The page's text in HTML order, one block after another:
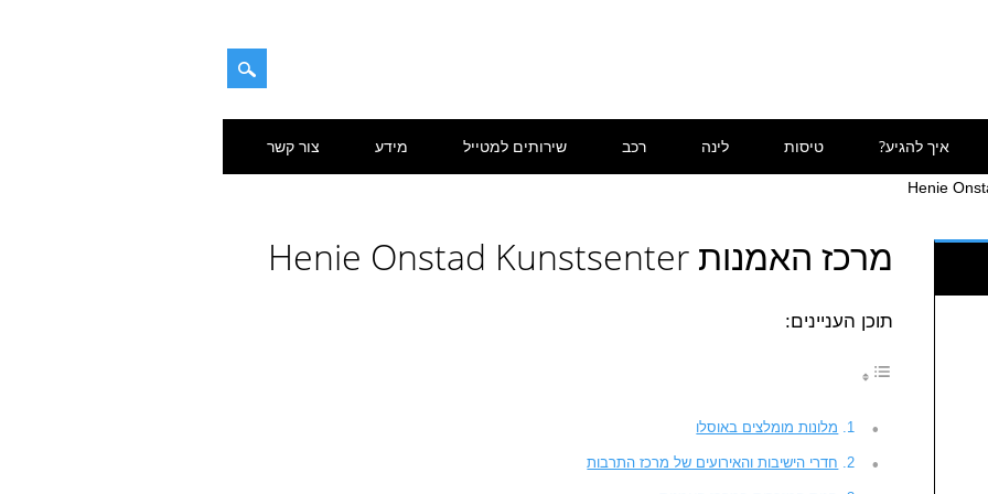
איך להגיע? טיסות לינה רכב שירותים למטייל מידע צור קשר
מרכז האמנות Henie Onstad Kunstsenter
תוכן העניינים:
מלונות מומלצים באוסלו
חדרי הישיבות והאירועים של מרכז התרבות